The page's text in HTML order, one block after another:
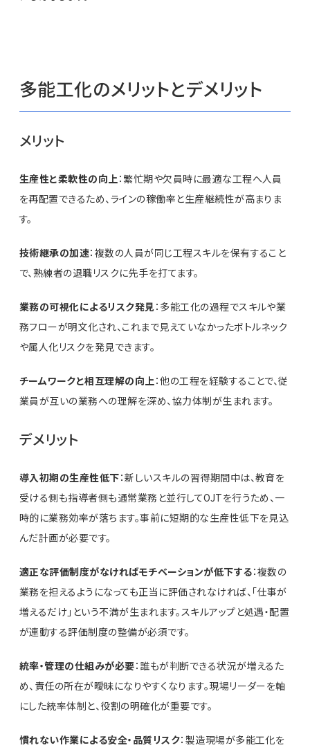
多能工化のメリットとデメリット
メリット
生産性と柔軟性の向上：繁忙期や欠員時に最適な工程へ人員
を再配置できるため、ラインの稼働率と生産継続性が高まりま
す。
技術継承の加速：複数の人員が同じ工程スキルを保有すること
で、熟練者の退職リスクに先手を打てます。
業務の可視化によるリスク発見：多能工化の過程でスキルや業
務フローが明文化され、これまで見えていなかったボトルネック
や属人化リスクを発見できます。
チームワークと相互理解の向上：他の工程を経験することで、従
業員が互いの業務への理解を深め、協力体制が生まれます。
デメリット
導入初期の生産性低下：新しいスキルの習得期間中は、教育を
受ける側も指導者側も通常業務と並行してOJTを行うため、一
時的に業務効率が落ちます。事前に短期的な生産性低下を見込
んだ計画が必要です。
適正な評価制度がなければモチベーションが低下する：複数の
業務を担えるようになっても正当に評価されなければ、「仕事が
増えるだけ」という不満が生まれます。スキルアップと処遇・配置
が連動する評価制度の整備が必須です。
統率・管理の仕組みが必要：誰もが判断できる状況が増えるた
め、責任の所在が曖昧になりやすくなります。現場リーダーを軸
にした統率体制と、役割の明確化が重要です。
慣れない作業による安全・品質リスク：製造現場が多能工化を